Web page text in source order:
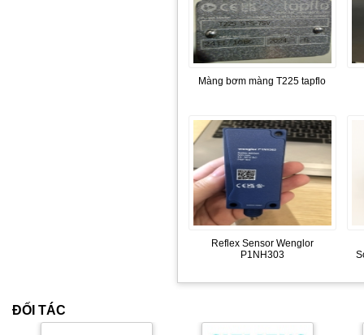
Màng bơm màng T225 tapflo
Reflex Sensor Wenglor
P1NH303
ĐỐI TÁC